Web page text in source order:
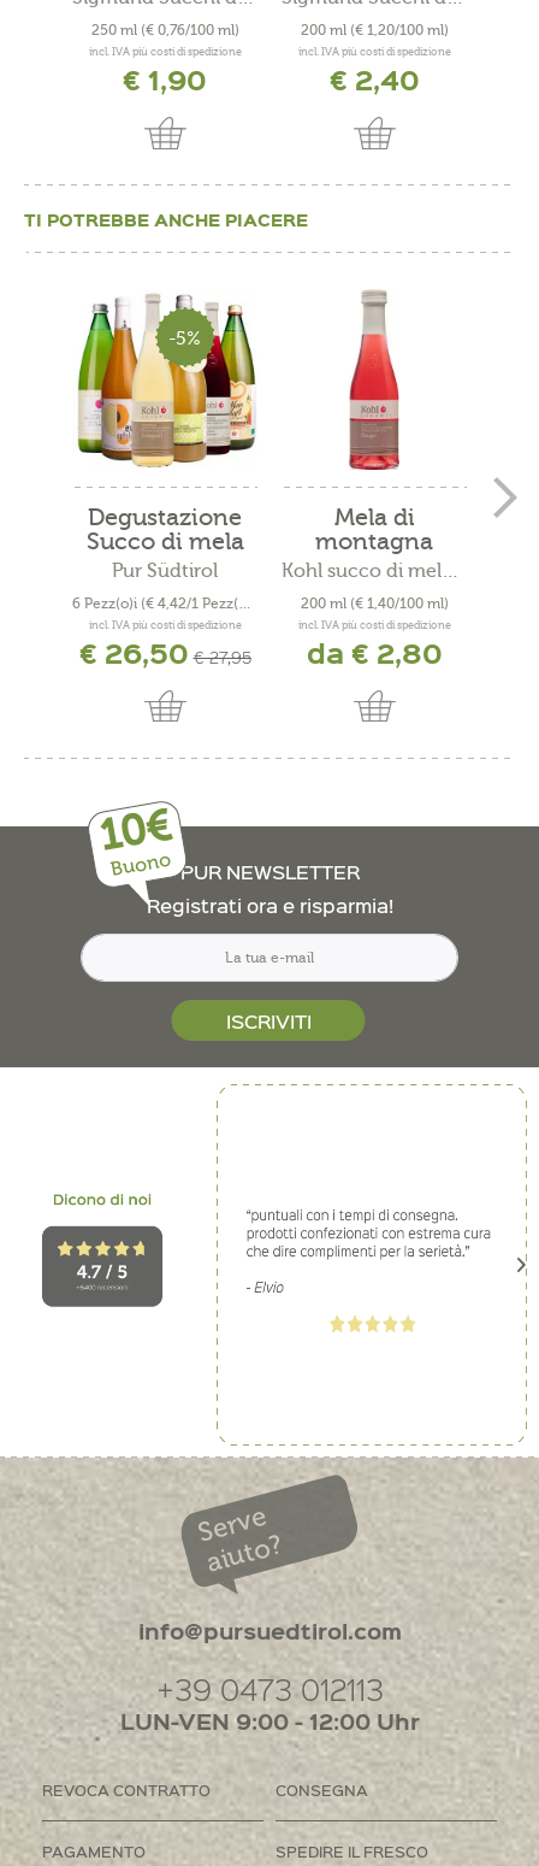
250 ml (€ 0,76/100 ml)
incl. IVA più costi di spedizione
€ 1,90
200 ml (€ 1,20/100 ml)
incl. IVA più costi di spedizione
€ 2,40
TI POTREBBE ANCHE PIACERE
-5%
Degustazione
Succo di mela
Pur Südtirol
6 Pezz(o)i (€ 4,42/1 Pezz(o)i)
incl. IVA più costi di spedizione
€ 26,50 € 27,95
Mela di
montagna
Rouge
Kohl succo di mela di montagna
200 ml (€ 1,40/100 ml)
incl. IVA più costi di spedizione
da € 2,80
10€
Buono PUR NEWSLETTER
Registrati ora e risparmia!
ISCRIVITI
Serve
aiuto?
info@pursuedtirol.com
+39 0473 012113
LUN-VEN 9:00 - 12:00 Uhr
REVOCA CONTRATTO CONSEGNA
PAGAMENTO SPEDIRE IL FRESCO